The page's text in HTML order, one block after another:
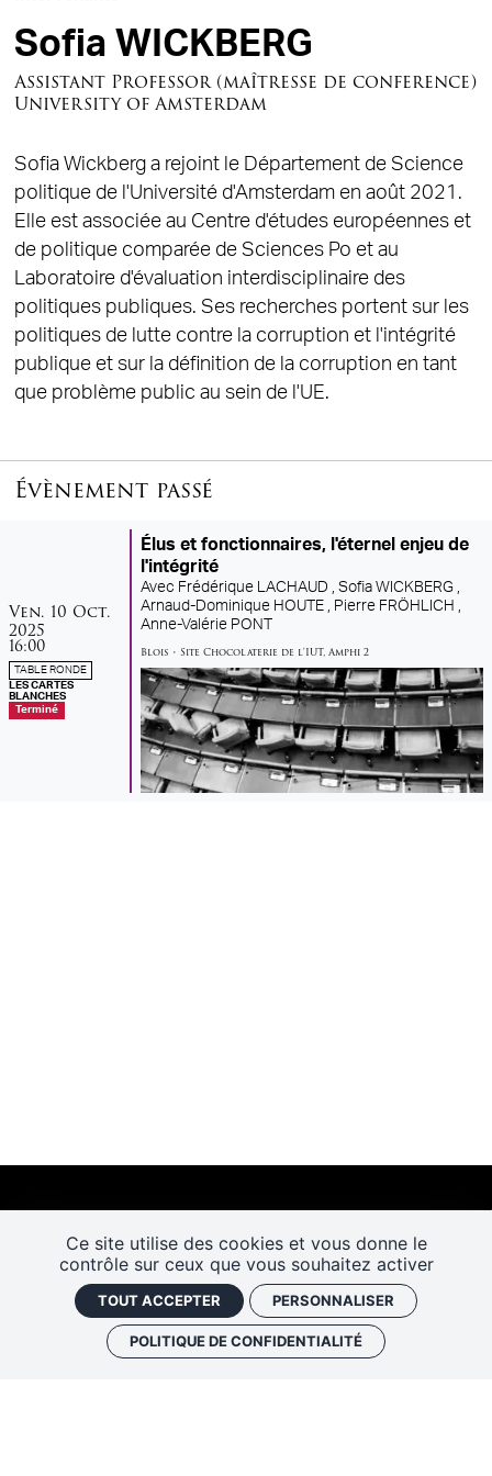
Ce site utilise des cookies et vous donne le
contrôle sur ceux que vous souhaitez activer
TOUT ACCEPTER PERSONNALISER
POLITIQUE DE CONFIDENTIALITÉ
Sofia WICKBERG
Assistant Professor (maîtresse de conference)
University of Amsterdam
Sofia Wickberg a rejoint le Département de Science
politique de l'Université d'Amsterdam en août 2021.
Elle est associée au Centre d'études européennes et
de politique comparée de Sciences Po et au
Laboratoire d'évaluation interdisciplinaire des
politiques publiques. Ses recherches portent sur les
politiques de lutte contre la corruption et l'intégrité
publique et sur la définition de la corruption en tant
que problème public au sein de l'UE.
Évènement passé
vendredi
Ven. 10 octobre
Oct.
2025
16:00
TABLE RONDE
LES CARTES
BLANCHES
Terminé
Élus et fonctionnaires, l'éternel enjeu de
l'intégrité
Avec Frédérique LACHAUD , Sofia WICKBERG ,
Arnaud-Dominique HOUTE , Pierre FRÖHLICH ,
Anne-Valérie PONT
Blois • Site Chocolaterie de l'IUT, Amphi 2